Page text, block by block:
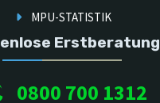
MPU-STATISTIK
Erstberatung
0800 700 1312